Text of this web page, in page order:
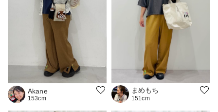
Akane
153cm
まめもち
151cm